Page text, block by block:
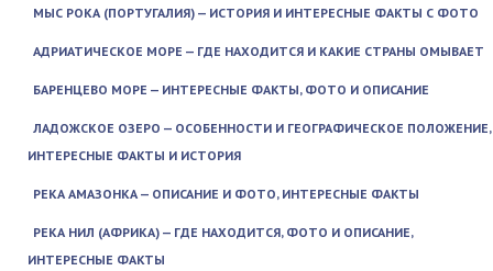
МЫС РОКА (ПОРТУГАЛИЯ) — ИСТОРИЯ И ИНТЕРЕСНЫЕ ФАКТЫ С ФОТО
АДРИАТИЧЕСКОЕ МОРЕ — ГДЕ НАХОДИТСЯ И КАКИЕ СТРАНЫ ОМЫВАЕТ
БАРЕНЦЕВО МОРЕ — ИНТЕРЕСНЫЕ ФАКТЫ, ФОТО И ОПИСАНИЕ
ЛАДОЖСКОЕ ОЗЕРО — ОСОБЕННОСТИ И ГЕОГРАФИЧЕСКОЕ ПОЛОЖЕНИЕ,
ИНТЕРЕСНЫЕ ФАКТЫ И ИСТОРИЯ
РЕКА АМАЗОНКА — ОПИСАНИЕ И ФОТО, ИНТЕРЕСНЫЕ ФАКТЫ
РЕКА НИЛ (АФРИКА) — ГДЕ НАХОДИТСЯ, ФОТО И ОПИСАНИЕ,
ИНТЕРЕСНЫЕ ФАКТЫ